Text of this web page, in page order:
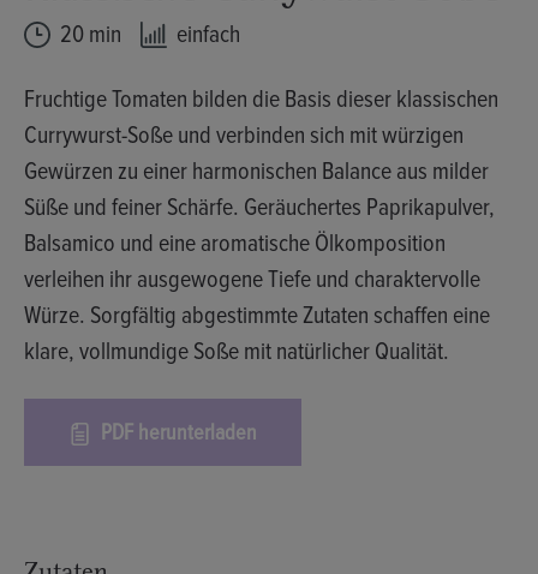
20 min einfach
Fruchtige Tomaten bilden die Basis dieser klassischen
Currywurst-Soße und verbinden sich mit würzigen
Gewürzen zu einer harmonischen Balance aus milder
Süße und feiner Schärfe. Geräuchertes Paprikapulver,
Balsamico und eine aromatische Ölkomposition
verleihen ihr ausgewogene Tiefe und charaktervolle
Würze. Sorgfältig abgestimmte Zutaten schaffen eine
klare, vollmundige Soße mit natürlicher Qualität.
PDF herunterladen